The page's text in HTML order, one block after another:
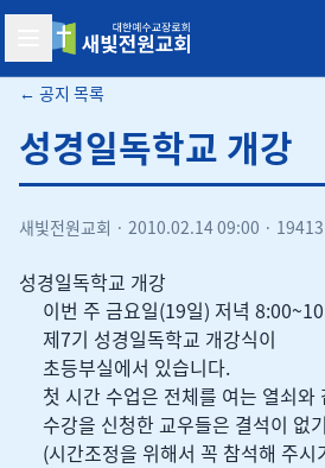
새빛전원교회
← 공지 목록
성경일독학교 개강
새빛전원교회 · 2010.02.14 09:00 ·
성경일독학교 개강
이번 주 금요일(19일) 저녁
제7기 성경일독학교 개강식이
초등부실에서 있습니다.
첫 시간 수업은 전체를 여는 열쇠와
수강을 신청한 교우들은 결석이 없
(시간조정을 위해서 꼭 참석해 주시